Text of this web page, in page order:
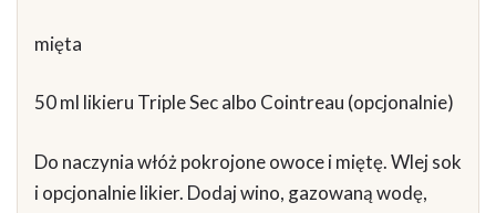
mięta
50 ml likieru Triple Sec albo Cointreau (opcjonalnie)
Do naczynia włóż pokrojone owoce i miętę. Wlej sok
i opcjonalnie likier. Dodaj wino, gazowaną wodę,